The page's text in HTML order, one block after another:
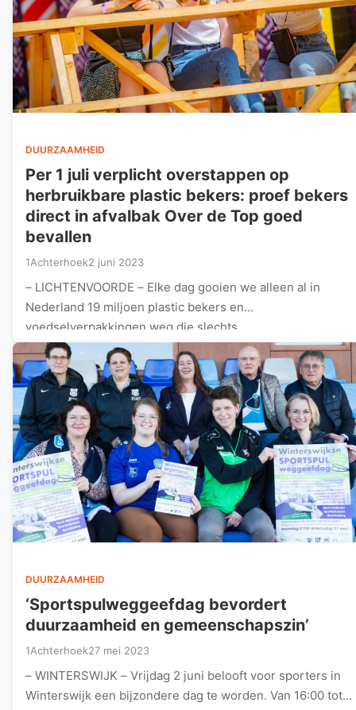
DUURZAAMHEID
Per 1 juli verplicht overstappen op
herbruikbare plastic bekers: proef bekers
direct in afvalbak Over de Top goed
bevallen
1Achterhoek2 juni 2023
– LICHTENVOORDE – Elke dag gooien we alleen al in
Nederland 19 miljoen plastic bekers en
voedselverpakkingen weg die slechts…
DUURZAAMHEID
‘Sportspulweggeefdag bevordert
duurzaamheid en gemeenschapszin’
1Achterhoek27 mei 2023
– WINTERSWIJK – Vrijdag 2 juni belooft voor sporters in
Winterswijk een bijzondere dag te worden. Van 16:00 tot